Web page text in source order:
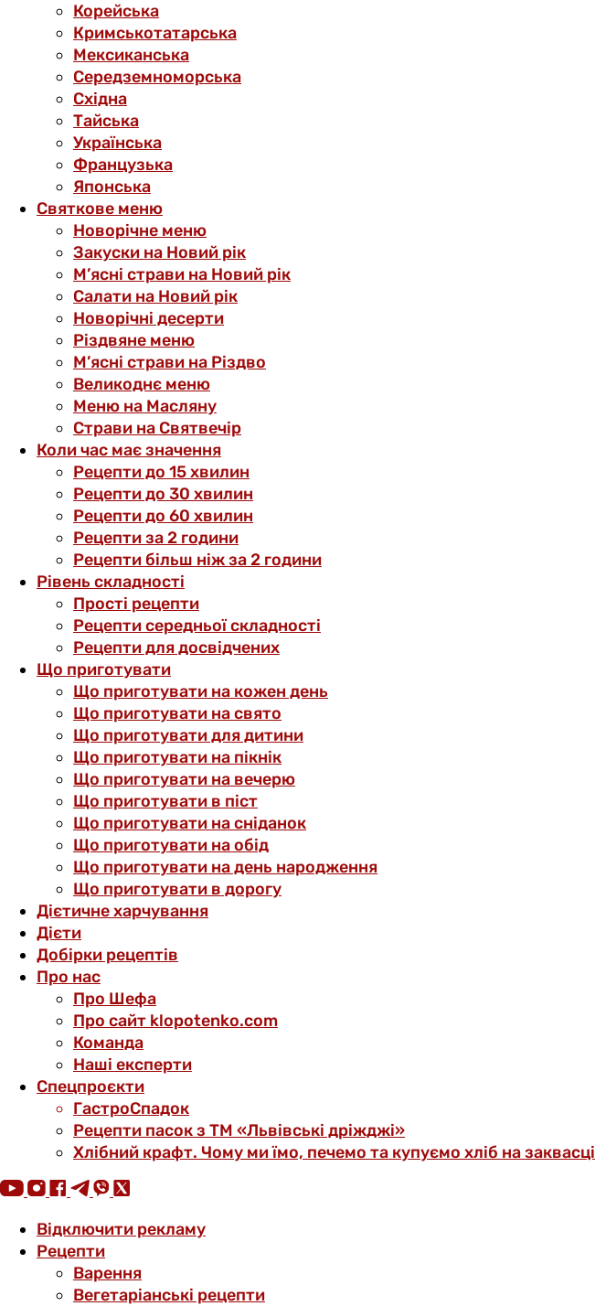
Корейська
Кримськотатарська
Мексиканська
Середземноморська
Східна
Тайська
Українська
Французька
Японська
Святкове меню
Новорічне меню
Закуски на Новий рік
М’ясні страви на Новий рік
Салати на Новий рік
Новорічні десерти
Різдвяне меню
М’ясні страви на Різдво
Великоднє меню
Меню на Масляну
Страви на Святвечір
Коли час має значення
Рецепти до 15 хвилин
Рецепти до 30 хвилин
Рецепти до 60 хвилин
Рецепти за 2 години
Рецепти більш ніж за 2 години
Рівень складності
Прості рецепти
Рецепти середньої складності
Рецепти для досвідчених
Що приготувати
Що приготувати на кожен день
Що приготувати на свято
Що приготувати для дитини
Що приготувати на пікнік
Що приготувати на вечерю
Що приготувати в піст
Що приготувати на сніданок
Що приготувати на обід
Що приготувати на день народження
Що приготувати в дорогу
Дієтичне харчування
Дієти
Добірки рецептів
Про нас
Про Шефа
Про сайт klopotenko.com
Команда
Наші експерти
Спецпроєкти
ГастроСпадок
Рецепти пасок з ТМ «Львівські дріжджі»
Хлібний крафт. Чому ми їмо, печемо та купуємо хліб на заквасці
Відключити рекламу
Рецепти
Варення
Вегетаріанські рецепти